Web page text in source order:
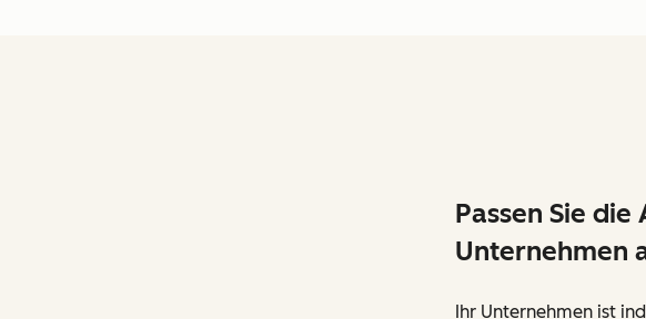
Passen Sie
Unternehmen
Ihr Unternehmen ist